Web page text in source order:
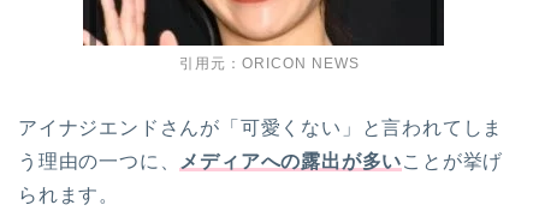
引用元：ORICON NEWS
アイナジエンドさんが「可愛くない」と言われてしま
う理由の一つに、
メディアへの露出が多いことが挙げ
られます。